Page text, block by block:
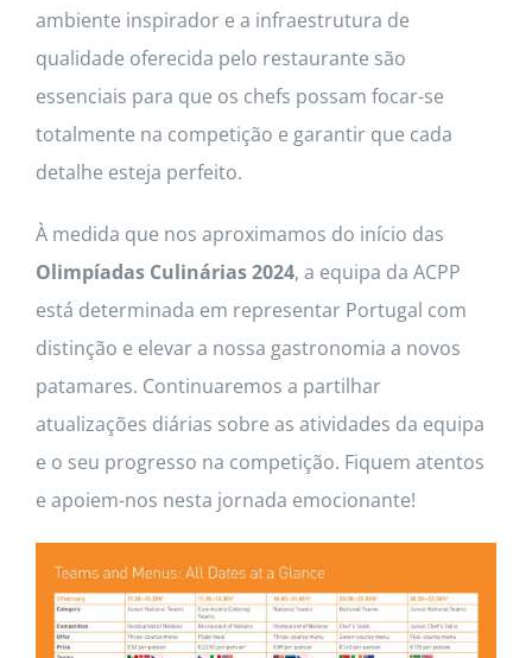
ambiente inspirador e a infraestrutura de
qualidade oferecida pelo restaurante são
essenciais para que os chefs possam focar-se
totalmente na competição e garantir que cada
detalhe esteja perfeito.
À medida que nos aproximamos do início das
Olimpíadas Culinárias 2024, a equipa da ACPP
está determinada em representar Portugal com
distinção e elevar a nossa gastronomia a novos
patamares. Continuaremos a partilhar
atualizações diárias sobre as atividades da equipa
e o seu progresso na competição. Fiquem atentos
e apoiem-nos nesta jornada emocionante!